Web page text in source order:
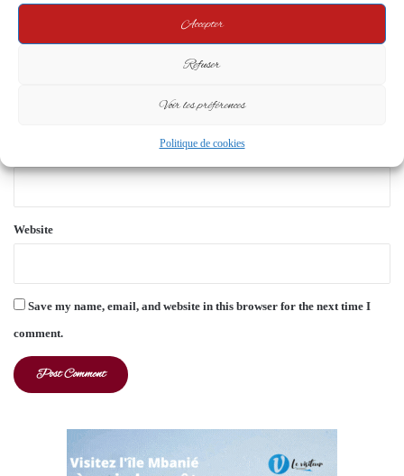
Accepter
Refuser
Voir les préférences
Politique de cookies
Website
Save my name, email, and website in this browser for the next time I
comment.